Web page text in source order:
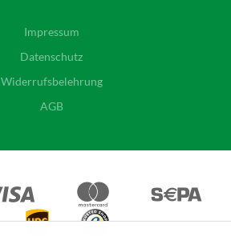
Impressum
Datenschutz
Widerrufsbelehrung
AGB